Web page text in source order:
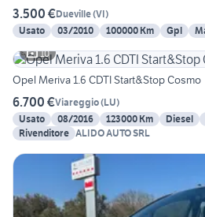
3.500 €Dueville(VI)
Usato
03/2010 100000 Km Gpl
10
Opel Meriva 1.6 CDTI Start&Stop Cosmo
6.700 €Viareggio(LU)
Usato
08/2016 123000 Km Diesel
Rivenditore ALIDO AUTO SRL